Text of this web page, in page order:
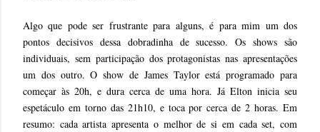
Algo que pode ser frustrante para alguns, é para mim um dos
pontos decisivos dessa dobradinha de sucesso. Os shows são
individuais, sem participação dos protagonistas nas apresentações
um dos outro. O show de James Taylor está programado para
começar às 20h, e dura cerca de uma hora. Já Elton inicia seu
espetáculo em torno das 21h10, e toca por cerca de 2 horas. Em
resumo: cada artista apresenta o melhor de si em cada set, com